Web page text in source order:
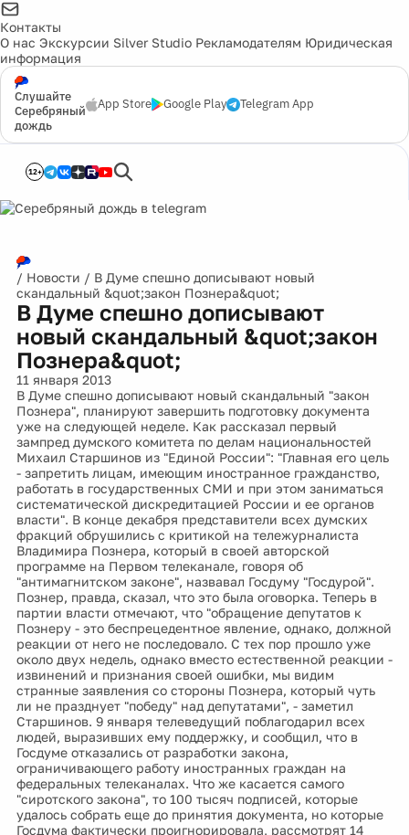
Контакты
О нас Экскурсии Silver Studio Рекламодателям Юридическая
информация
Слушайте
Серебряный
дождь
App Store Google Play Telegram App
12+
/ Новости / В Думе спешно дописывают новый
скандальный &quot;закон Познера&quot;
В Думе спешно дописывают
новый скандальный &quot;закон
Познера&quot;
11 января 2013
В Думе спешно дописывают новый скандальный "закон
Познера", планируют завершить подготовку документа
уже на следующей неделе. Как рассказал первый
зампред думского комитета по делам национальностей
Михаил Старшинов из "Единой России": "Главная его цель
- запретить лицам, имеющим иностранное гражданство,
работать в государственных СМИ и при этом заниматься
систематической дискредитацией России и ее органов
власти". В конце декабря представители всех думских
фракций обрушились с критикой на тележурналиста
Владимира Познера, который в своей авторской
программе на Первом телеканале, говоря об
"антимагнитском законе", назвавал Госдуму "Госдурой".
Познер, правда, сказал, что это была оговорка. Теперь в
партии власти отмечают, что "обращение депутатов к
Познеру - это беспрецедентное явление, однако, должной
реакции от него не последовало. С тех пор прошло уже
около двух недель, однако вместо естественной реакции -
извинений и признания своей ошибки, мы видим
странные заявления со стороны Познера, который чуть
ли не празднует "победу" над депутатами", - заметил
Старшинов. 9 января телеведущий поблагодарил всех
людей, выразивших ему поддержку, и сообщил, что в
Госдуме отказались от разработки закона,
ограничивающего работу иностранных граждан на
федеральных телеканалах. Что же касается самого
"сиротского закона", то 100 тысяч подписей, которые
удалось собрать еще до принятия документа, но которые
Госдума фактически проигнорировала, рассмотрят 14